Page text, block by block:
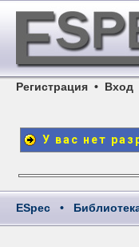
Регистрация • Вход
У вас нет
ESpec •